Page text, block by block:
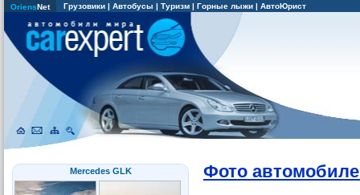
OriensNet Грузовики | Автобусы | Туризм | Горные лыжи | АвтоЮрист
Mercedes GLK Фото